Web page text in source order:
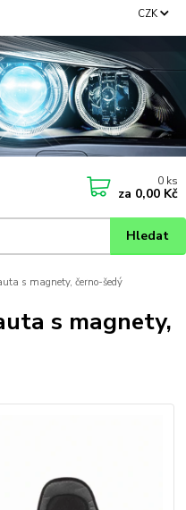
CZK
Hledat
0 ks
za 0,00 Kč
s magnety, černo-šedý
s magnety,